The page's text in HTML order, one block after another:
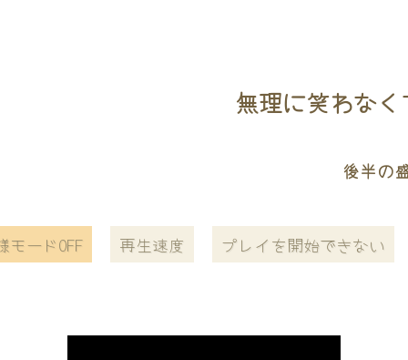
無理に笑わな
後半の
モードOFF 再生速度 プレイを開始できない